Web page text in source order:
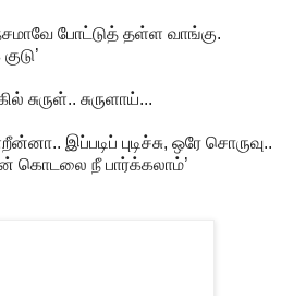
போட்டுத் தள்ள வாங்கு.
சுருள்.. சுருளாய்...
இப்படிப் புடிச்சு, ஒரே சொருவு..
கொடலை நீ பார்க்கலாம்’